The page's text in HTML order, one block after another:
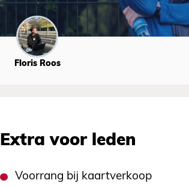
Floris Roos
Extra voor leden
Voorrang bij kaartverkoop